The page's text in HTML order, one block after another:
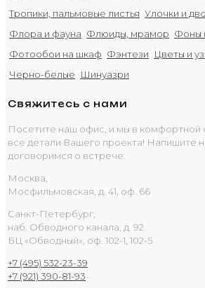
Тропики, пальмовые листья Улочки и
Флора и фауна Флюиды, мрамор Фоны
Фотообои на шкаф Фэнтези Цветы и
Черно-белые
Шинуазри
Свяжитесь с нами
Посетите наш офис, и мы в комфортной
все детали Вашего проекта! Напишите
договоримся о встрече.
Москва,
Мосфильмовская, д. 41, оф. 66
Санкт-Петербург,
наб. Обводного канала, д. 92
БЦ «Обводный», оф. 102-1, 102-5
+7 (495) 532-23-39
+7 (921) 390-81-93